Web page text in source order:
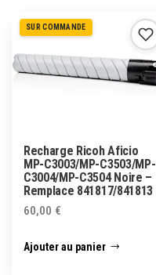
SUR COMMANDE
Recharge Ricoh Aficio
MP-C3003/MP-C3503/MP-
C3004/MP-C3504 Noire –
Remplace 841817/841813
60,00 €
Ajouter au panier